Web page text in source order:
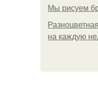
Мы рисуем
на каждую